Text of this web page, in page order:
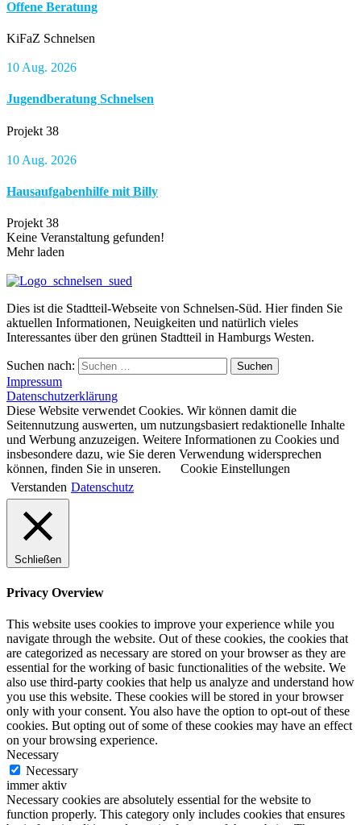
Offene Beratung
KiFaZ Schnelsen
10 Aug. 2026
Jugendberatung Schnelsen
Projekt 38
10 Aug. 2026
Hausaufgabenhilfe mit Billy
Projekt 38
Keine Veranstaltung gefunden!
Mehr laden
Dies ist die Stadtteil-Webseite von Schnelsen-Süd. Hier finden Sie
aktuellen Informationen, Neuigkeiten und natürlich vieles
Interessantes über den grünen Stadtteil in Hamburgs Westen.
Suchen nach: Suchen
Impressum
Datenschutzerklärung
Diese Website verwendet Cookies. Wir können damit die
Seitennutzung auswerten, um nutzungsbasiert redaktionelle Inhalte
und Werbung anzuzeigen. Weitere Informationen zu Cookies und
insbesondere dazu, wie Sie deren Verwendung widersprechen
können, finden Sie in unseren.
Cookie Einstellungen
Verstanden Datenschutz
Schließen
Privacy Overview
This website uses cookies to improve your experience while you
navigate through the website. Out of these cookies, the cookies that
are categorized as necessary are stored on your browser as they are
essential for the working of basic functionalities of the website. We
also use third-party cookies that help us analyze and understand how
you use this website. These cookies will be stored in your browser
only with your consent. You also have the option to opt-out of these
cookies. But opting out of some of these cookies may have an effect
on your browsing experience.
Necessary
Necessary
immer aktiv
Necessary cookies are absolutely essential for the website to
function properly. This category only includes cookies that ensures